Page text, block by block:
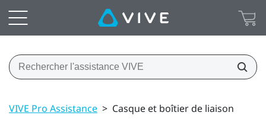
VIVE Pro Assistance > Casque et boîtier de liaison